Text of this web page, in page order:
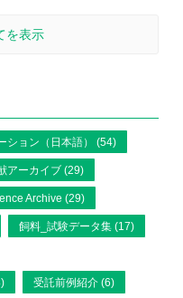
を表示
ション（日本語） (54)
アーカイブ (29)
Archive (29)
飼料_試験データ集 (17)
受託前例紹介 (6)